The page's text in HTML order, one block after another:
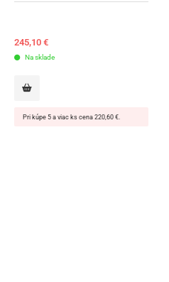
245,10 €
Na sklade
Pri kúpe 5 a viac ks cena 220,60 €.